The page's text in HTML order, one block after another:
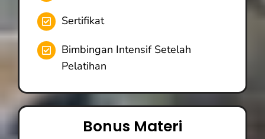
Sertifikat
Bimbingan Intensif Setelah
Pelatihan
Bonus Materi